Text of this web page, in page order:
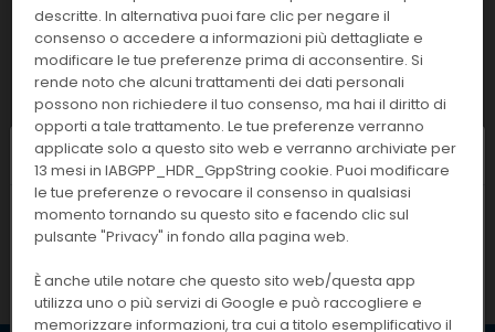
Nessun prodotto trovato
secondo i criteri di ricerca
impostati
Cambiare combinazione di filtri e riprovare.
1 2 ... 75 76 77
79
descritte. In alternativa puoi fare clic per negare il
consenso o accedere a informazioni più dettagliate e
modificare le tue preferenze prima di acconsentire. Si
rende noto che alcuni trattamenti dei dati personali
possono non richiedere il tuo consenso, ma hai il diritto di
opporti a tale trattamento. Le tue preferenze verranno
applicate solo a questo sito web e verranno archiviate per
13 mesi in IABGPP_HDR_GppString cookie. Puoi modificare
le tue preferenze o revocare il consenso in qualsiasi
momento tornando su questo sito e facendo clic sul
pulsante "Privacy" in fondo alla pagina web.
È anche utile notare che questo sito web/questa app
utilizza uno o più servizi di Google e può raccogliere e
memorizzare informazioni, tra cui a titolo esemplificativo il
Chiusura estiva
I nostri uffici resteranno chiusi dall'8 al
23 agostocompresi. Le attività
riprenderanno regolarmente
lunedì 24
agosto.